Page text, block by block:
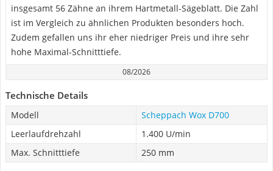
insgesamt 56 Zähne an ihrem Hartmetall-Sägeblatt. Die Zahl
ist im Vergleich zu ähnlichen Produkten besonders hoch.
Zudem gefallen uns ihr eher niedriger Preis und ihre sehr
hohe Maximal-Schnitttiefe.
08/2026
Technische Details
Modell
Scheppach Wox D700
Leerlaufdrehzahl
1.400 U/min
Max. Schnitttiefe
250 mm